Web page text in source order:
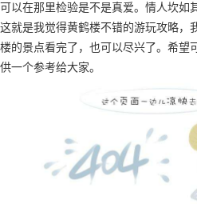
可以在那里检验是不是真爱。情人坎如
这就是我觉得黄鹤楼不错的游玩攻略，
楼的景点看完了，也可以尽兴了。希望
供一个参考给大家。